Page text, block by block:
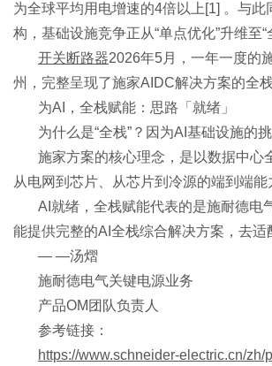
为全球平均用电增速的4倍以上[1] 。与
构，基础设施竞争正从“单点优化”升维至“
开关断路器2026年5月，一年一度的
州，完整呈现了施家AIDC解决方案的全栈
为AI，全栈赋能：思路「就绪」
为什么是“全栈”？因为AI基础设施的
施家方案的核心理念，是以数据中心
从电网到芯片、从芯片到冷源的端到端
AI就绪，全栈赋能代表的是施耐德电
能提供完整的AI全栈综合解决方案，去
— —汤熠
施耐德电气关键电源业务
产品OM团队负责人
参考链接：
https://www.schneider-electric.cn/zh/